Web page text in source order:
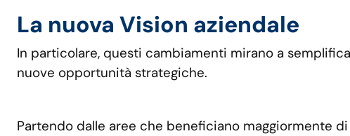
La nuova Vision aziendale
In particolare, questi cambiamenti mirano a
nuove opportunità strategiche.
Partendo dalle aree che beneficiano maggiormente